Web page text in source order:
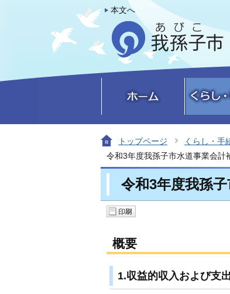
本文へ
トップページ くらし・手
令和3年度我孫子市水道事業会計
令和3年度我孫子
概要
1.収益的収入および支出